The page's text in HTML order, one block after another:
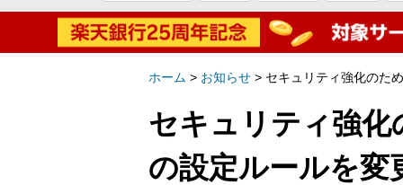
ホーム > お知らせ > セキュリティ強化のた
セキュリティ強
の設定ルールを変